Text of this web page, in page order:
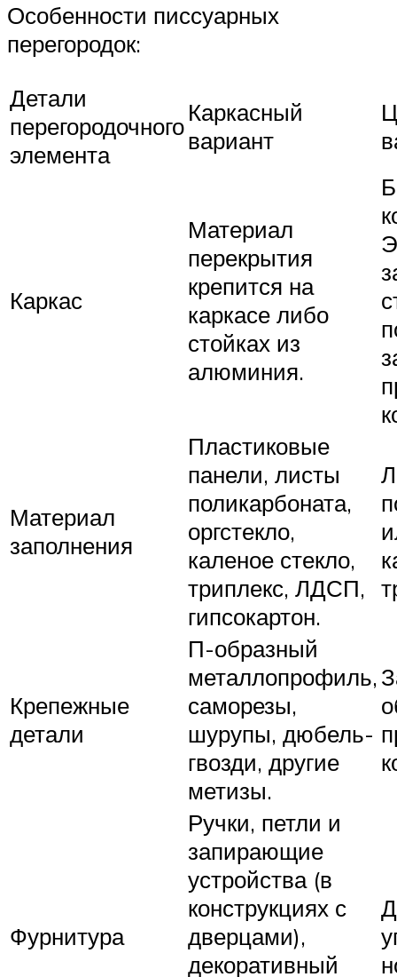
Особенности писсуарных
перегородок:
Детали
перегородочного
элемента
Каркасный
вариант
Каркас
Материал
перекрытия
крепится на
каркасе либо
стойках из
алюминия.
Материал
заполнения
Пластиковые
панели, листы
поликарбоната,
оргстекло,
каленое стекло,
триплекс, ЛДСП,
гипсокартон.
Крепежные
детали
П-образный
металлопрофиль,
саморезы,
шурупы, дюбель-
гвозди, другие
метизы.
Фурнитура
Ручки, петли и
запирающие
устройства (в
конструкциях с
дверцами),
декоративный